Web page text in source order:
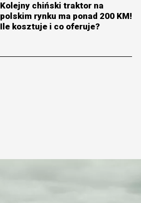
Kolejny chiński traktor na
polskim rynku ma ponad 200 KM!
Ile kosztuje i co oferuje?